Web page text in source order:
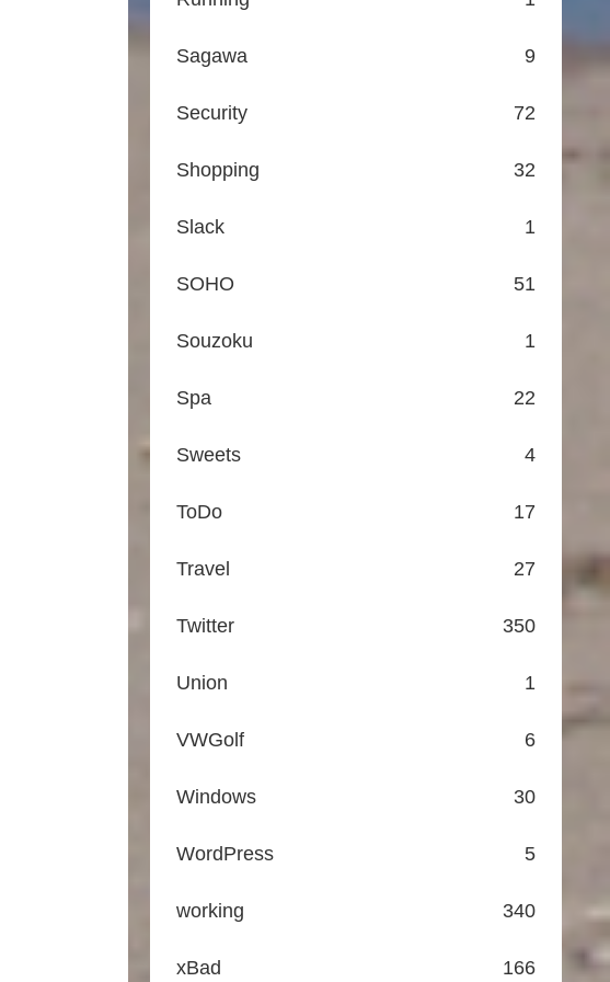
Sagawa 9
Security 72
Shopping 32
Slack 1
SOHO 51
Souzoku 1
Spa 22
Sweets 4
ToDo 17
Travel 27
Twitter 350
Union 1
VWGolf 6
Windows 30
WordPress 5
working 340
xBad 166